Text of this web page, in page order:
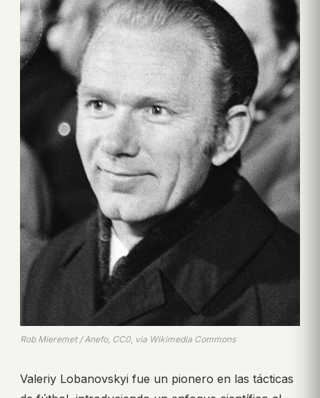
Rob Mieremet / Anefo, CC0, via Wikimedia Commons
Valeriy Lobanovskyi fue un pionero en las tácticas